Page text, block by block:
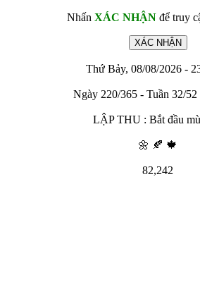
Nhấn XÁC NHẬNđể truy
Thứ Bảy, 08/08/2026 -
Ngày 220/365 - Tuần 32/
LẬP THU : Bắt đầu
🌼 🍂 🍁
82,242